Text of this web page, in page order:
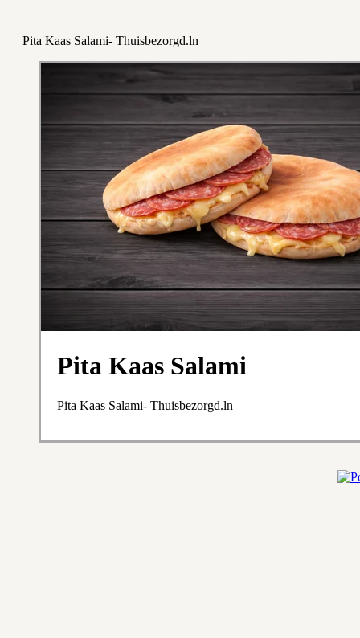
Pita Kaas Salami- Thuisbezorgd.ln
Pita Kaas Salami
Pita Kaas Salami- Thuisbezorgd.ln